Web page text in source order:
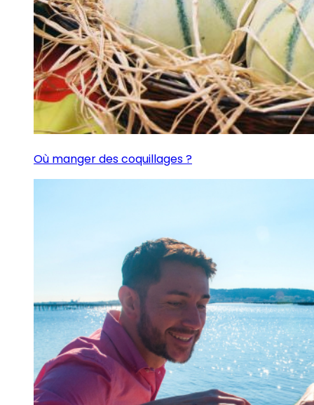
Où manger des coquillages ?